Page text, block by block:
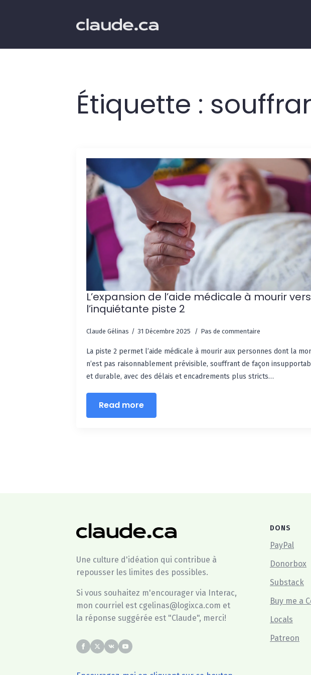
Étiquette :
L’expansion de l’aide médicale à mourir vers
l’inquiétante piste 2
Claude Gélinas 31 Décembre 2025 Pas de commentaire
La piste 2 permet l’aide médicale à mourir aux personnes dont la
n’est pas raisonnablement prévisible, souffrant de façon
et durable, avec des délais et encadrements plus stricts…
Read more
Une culture d'idéation qui contribue à
repousser les limites des possibles.
Si vous souhaitez m'encourager via Interac,
mon courriel est cgelinas@logixca.com et
la réponse suggérée est "Claude", merci!
DONS
PayPal
Donorbox
Substack
Buy me a
Locals
Patreon